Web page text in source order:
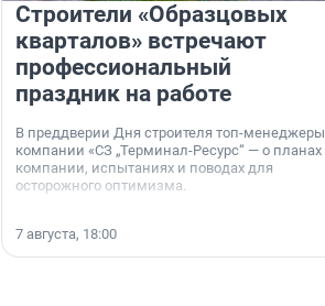
Строители «Образцовых
кварталов» встречают
профессиональный
праздник на работе
В преддверии Дня строителя топ-менеджеры
компании «СЗ „Терминал-Ресурс“ — о планах
компании, испытаниях и поводах для
осторожного оптимизма.
7 августа, 18:00